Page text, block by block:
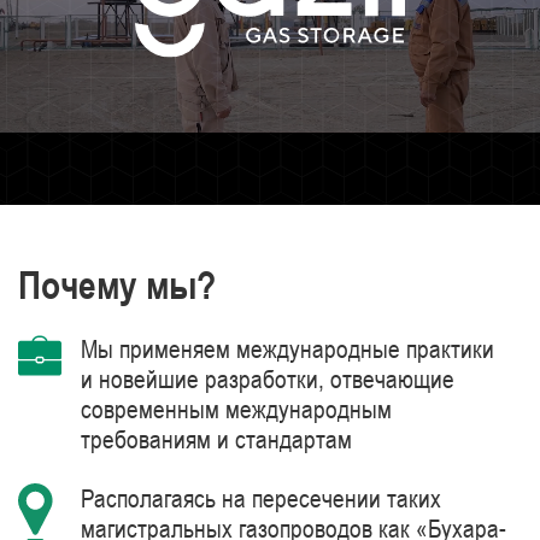
Почему мы?
Мы применяем международные практики
и новейшие разработки, отвечающие
современным международным
требованиям и стандартам
Располагаясь на пересечении таких
магистральных газопроводов как «Бухара-